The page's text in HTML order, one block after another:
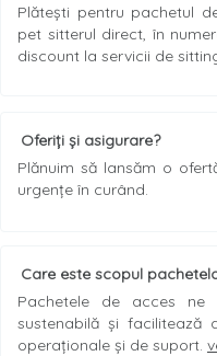
Plătești pentru pachetul
pet sitterul direct, în
discount la servicii de
Oferiți și asigurare?
Plănuim să lansăm o
urgențe în curând.
Care este scopul
Pachetele de acces
sustenabilă și facilitează
operaționale și de suport.